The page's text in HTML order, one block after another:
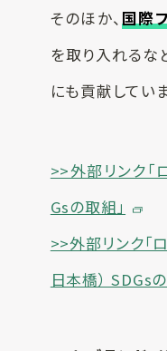
そのほか、国際
を取り入れるな
にも貢献していま
>>外部リンク「
Gsの取組」
>>外部リンク「
日本橋） SDGs